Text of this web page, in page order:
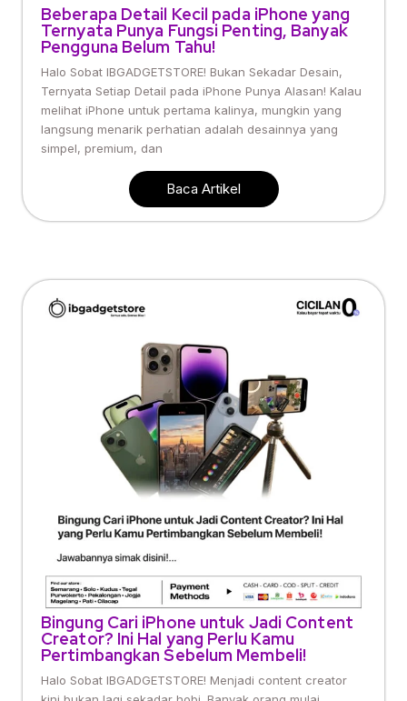
Beberapa Detail Kecil pada iPhone yang
Ternyata Punya Fungsi Penting, Banyak
Pengguna Belum Tahu!
Halo Sobat IBGADGETSTORE! Bukan Sekadar Desain,
Ternyata Setiap Detail pada iPhone Punya Alasan! Kalau
melihat iPhone untuk pertama kalinya, mungkin yang
langsung menarik perhatian adalah desainnya yang
simpel, premium, dan
Baca Artikel
Bingung Cari iPhone untuk Jadi Content
Creator? Ini Hal yang Perlu Kamu
Pertimbangkan Sebelum Membeli!
Halo Sobat IBGADGETSTORE! Menjadi content creator